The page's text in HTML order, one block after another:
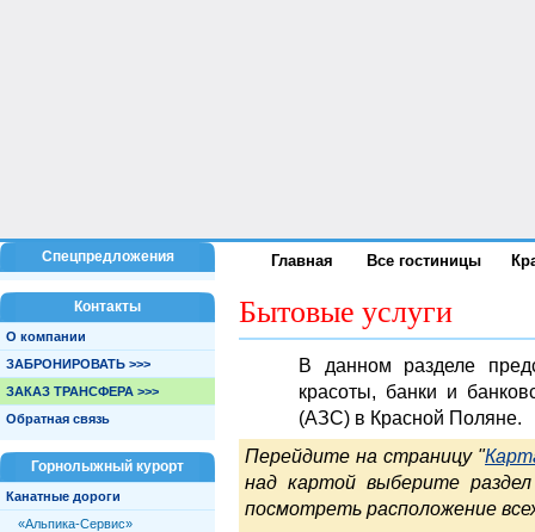
Главная Все гостиницы
Спецпредложения
Контакты
О компании
ЗАБРОНИРОВАТЬ >>>
ЗАКАЗ ТРАНСФЕРА >>>
Обратная связь
Горнолыжный курорт
Канатные дороги
«Альпика-Сервис»
Бытовые услуги
В данном разделе
красоты, банки и
(АЗС) в Красной Поляне.
Перейдите на страницу "
над картой выберите
посмотреть расположение